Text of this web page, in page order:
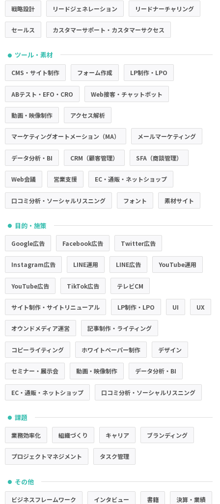
戦略設計 リードジェネレーション リードナーチャリング
セールス カスタマーサポート・カスタマーサクセス
● ツール・素材
CMS・サイト制作 フォーム作成 LP制作・LPO
ABテスト・EFO・CRO Web接客・チャットボット
動画・映像制作 アクセス解析
マーケティングオートメーション（MA） メールマーケティング
データ分析・BI CRM（顧客管理） SFA（商談管理）
Web会議 営業支援 EC・通販・ネットショップ
口コミ分析・ソーシャルリスニング フォント 素材サイト
● 目的・施策
Google広告 Facebook広告 Twitter広告
Instagram広告 LINE運用 LINE広告 YouTube運用
YouTube広告 TikTok広告 テレビCM
サイト制作・サイトリニューアル LP制作・LPO UI UX
オウンドメディア運営 記事制作・ライティング
コピーライティング ホワイトペーパー制作 デザイン
セミナー・展示会 動画・映像制作 データ分析・BI
EC・通販・ネットショップ 口コミ分析・ソーシャルリスニング
● 課題
業務効率化 組織づくり キャリア ブランディング
プロジェクトマネジメント タスク管理
● その他
ビジネスフレームワーク インタビュー 書籍 決算・業績